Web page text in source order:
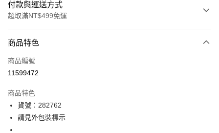
付款與運送方式
超取滿NT$499免運
icash Pay
信用卡一次付款
LINE Pay
Apple Pay
商品特色
商品編號
11599472
商品特色
貨號：282762
請見外包裝標示